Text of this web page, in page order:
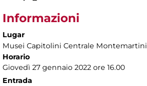
Informazioni
Lugar
Musei Capitolini Centrale Montemartini
Horario
Giovedì 27 gennaio 2022 ore 16.00
Entrada